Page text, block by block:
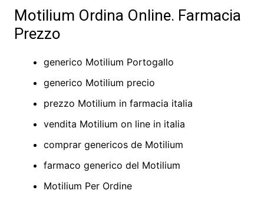
Motilium Ordina Online. Farmacia
Prezzo
generico Motilium Portogallo
generico Motilium precio
prezzo Motilium in farmacia italia
vendita Motilium on line in italia
comprar genericos de Motilium
farmaco generico del Motilium
Motilium Per Ordine